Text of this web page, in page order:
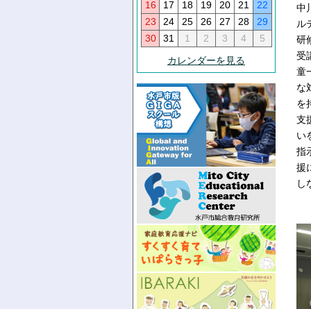
16
17 18 19 20 21
22
23
24 25 26 27 28
29
30
31 1 2 3 4
5
カレンダーを見る
中
ル
研
受
童
な
を
支
い
指
援
し